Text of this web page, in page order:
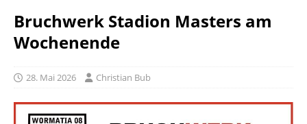
Bruchwerk Stadion Masters am
Wochenende
28. Mai 2026 Christian Bub